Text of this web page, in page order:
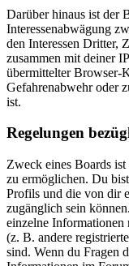
Darüber hinaus ist der
Interessenabwägung
den Interessen Dritter,
zusammen mit deiner
übermittelter Browser-
Gefahrenabwehr oder
ist.
Regelungen
Zweck eines Boards ist
zu ermöglichen. Du
Profils und die von dir
zugänglich sein
einzelne Informationen
(z. B. andere
sind. Wenn du Fragen